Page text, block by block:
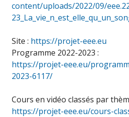
content/uploads/2022/09/
Site : https://projet-eee.eu
Programme 2022-2023 :
https://projet-eee.eu/
2023-6117/
Cours en vidéo classés par
https://projet-eee.eu/cours-